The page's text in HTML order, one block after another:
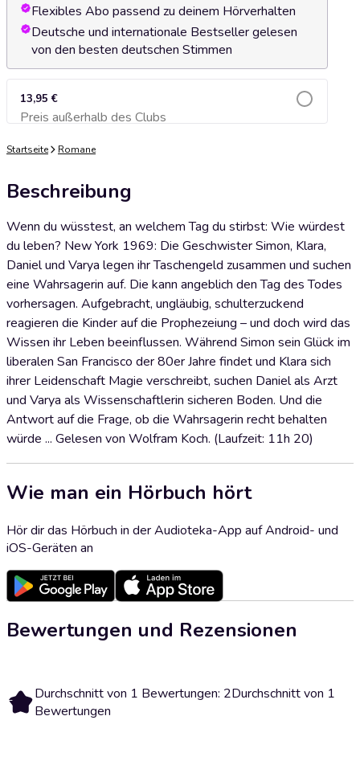
Flexibles Abo passend zu deinem Hörverhalten
Deutsche und internationale Bestseller gelesen
von den besten deutschen Stimmen
13,95 €
Preis außerhalb des ClubsZum Warenkorb hinzufügen
Startseite Romane
Beschreibung
Wenn du wüsstest, an welchem Tag du stirbst: Wie würdest
du leben? New York 1969: Die Geschwister Simon, Klara,
Daniel und Varya legen ihr Taschengeld zusammen und suchen
eine Wahrsagerin auf. Die kann angeblich den Tag des Todes
vorhersagen. Aufgebracht, ungläubig, schulterzuckend
reagieren die Kinder auf die Prophezeiung – und doch wird das
Wissen ihr Leben beeinflussen. Während Simon sein Glück im
liberalen San Francisco der 80er Jahre findet und Klara sich
ihrer Leidenschaft Magie verschreibt, suchen Daniel als Arzt
und Varya als Wissenschaftlerin sicheren Boden. Und die
Antwort auf die Frage, ob die Wahrsagerin recht behalten
würde ... Gelesen von Wolfram Koch. (Laufzeit: 11h 20)
Wie man ein Hörbuch hört
Hör dir das Hörbuch in der Audioteka-App auf Android- und
iOS-Geräten an
Bewertungen und Rezensionen
2 Durchschnitt von 1 Bewertungen: 2Durchschnitt von 1
Bewertungen